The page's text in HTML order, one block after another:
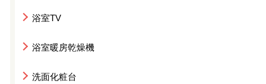
浴室TV
浴室暖房乾燥機
洗面化粧台